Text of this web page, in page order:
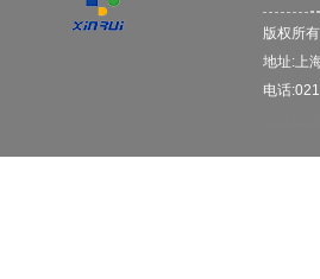
版权所
地址:上
电话